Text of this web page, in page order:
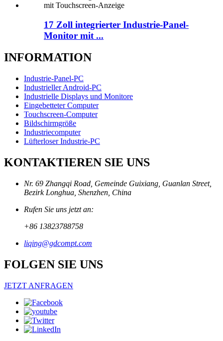
17 Zoll integrierter Industrie-Panel-
Monitor mit ...
INFORMATION
Industrie-Panel-PC
Industrieller Android-PC
Industrielle Displays und Monitore
Eingebetteter Computer
Touchscreen-Computer
Bildschirmgröße
Industriecomputer
Lüfterloser Industrie-PC
KONTAKTIEREN SIE UNS
Nr. 69 Zhangqi Road, Gemeinde Guixiang, Guanlan Street,
Bezirk Longhua, Shenzhen, China
Rufen Sie uns jetzt an:
+86 13823788758
liqing@gdcompt.com
FOLGEN SIE UNS
JETZT ANFRAGEN